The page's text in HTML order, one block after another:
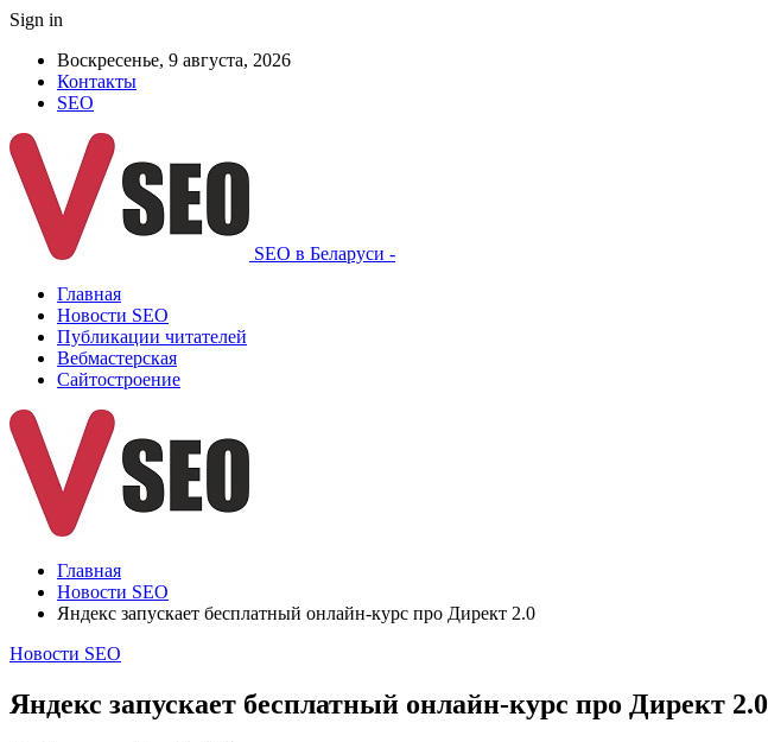
Sign in
Воскресенье, 9 августа, 2026
Контакты
SEO
SEO в Беларуси -
Главная
Новости SEO
Публикации читателей
Вебмастерская
Сайтостроение
Главная
Новости SEO
Яндекс запускает бесплатный онлайн-курс про Директ 2.0
Новости SEO
Яндекс запускает бесплатный онлайн-курс про Директ 2.0